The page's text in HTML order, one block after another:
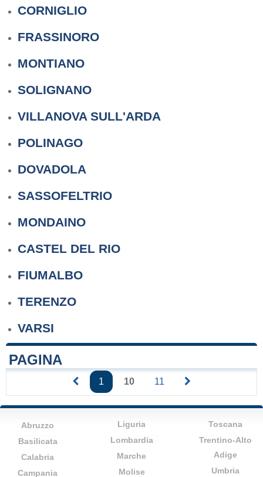
CORNIGLIO
FRASSINORO
MONTIANO
SOLIGNANO
VILLANOVA SULL'ARDA
POLINAGO
DOVADOLA
SASSOFELTRIO
MONDAINO
CASTEL DEL RIO
FIUMALBO
TERENZO
VARSI
PAGINA
1 10 11
Abruzzo
Basilicata
Calabria
Campania
Liguria
Lombardia
Marche
Molise
Toscana
Trentino-Alto
Adige
Umbria